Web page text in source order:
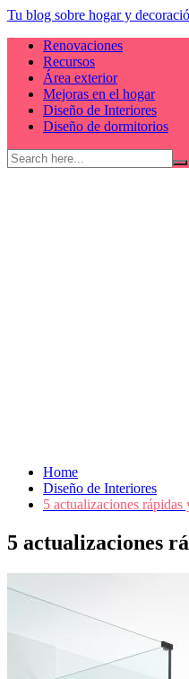
Skip
content
Tu blog sobre hogar y
Renovaciones
Recursos
Área exterior
Mejoras en el hogar
Diseño de Interiores
Diseño de dormitorios
Home
Diseño de Interiores
5 actualizaciones
5 actualizaciones